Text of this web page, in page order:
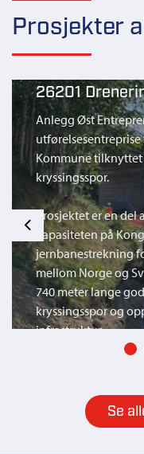
Prosjekter
Previous
26201
Anlegg Øst
utførelsesentreprise
Kommune
kryssingsspor.
Prosjektet er en
kapasiteten på
jernbanestrekning
mellom Norge og
740 meter lange
kryssingsspor og
infrastruktur.
Se